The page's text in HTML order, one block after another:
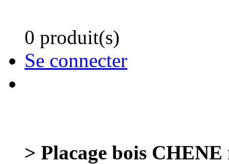
0 produit(s)
Se connecter
> Placage bois